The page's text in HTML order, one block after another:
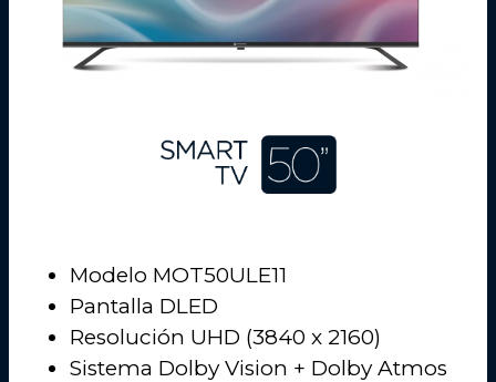
Modelo MOT50ULE11
Pantalla DLED
Resolución UHD (3840 x 2160)
Sistema Dolby Vision + Dolby Atmos